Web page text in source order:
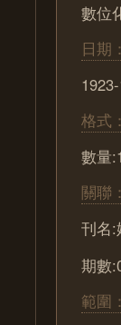
數位
日期：
格式：
數量:1
關聯：
刊名:
期數
範圍：